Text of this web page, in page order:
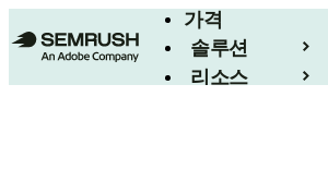
가격
솔루션
리소스